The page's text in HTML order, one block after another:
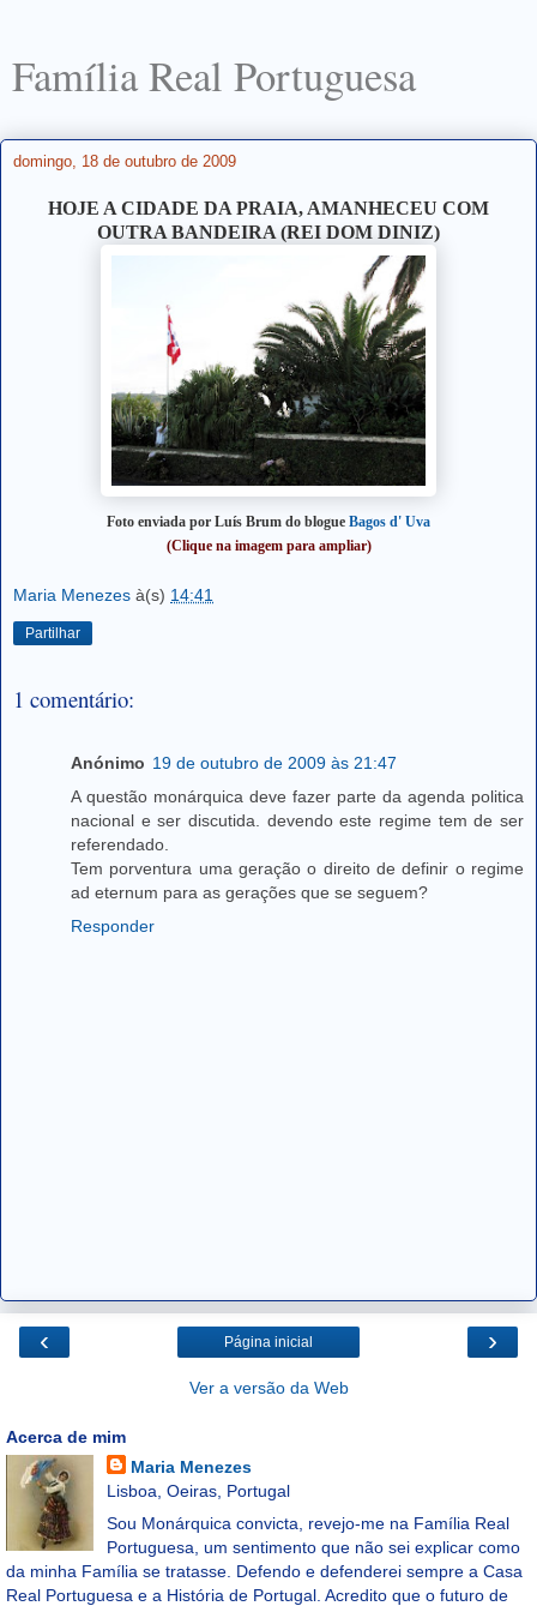
Família Real Portuguesa
domingo, 18 de outubro de 2009
HOJE A CIDADE DA PRAIA, AMANHECEU COM
OUTRA BANDEIRA (REI DOM DINIZ)
Foto enviada por Luís Brum do blogue Bagos d' Uva
(Clique na imagem para ampliar)
Maria Menezes à(s) 14:41
Partilhar
1 comentário:
Anónimo 19 de outubro de 2009 às 21:47
A questão monárquica deve fazer parte da agenda politica
nacional e ser discutida. devendo este regime tem de ser
referendado.
Tem porventura uma geração o direito de definir o regime
ad eternum para as gerações que se seguem?
Responder
‹ ›
Página inicial
Ver a versão da Web
Acerca de mim
Maria Menezes
Lisboa, Oeiras, Portugal
Sou Monárquica convicta, revejo-me na Família Real
Portuguesa, um sentimento que não sei explicar como
da minha Família se tratasse. Defendo e defenderei sempre a Casa
Real Portuguesa e a História de Portugal. Acredito que o futuro de